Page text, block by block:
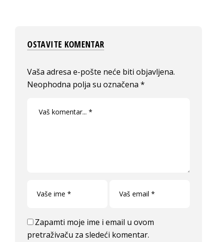
OSTAVITE KOMENTAR
Vaša adresa e-pošte neće biti objavljena.
Neophodna polja su označena*
Zapamti moje ime i email u ovom
pretraživaču za sledeći komentar.